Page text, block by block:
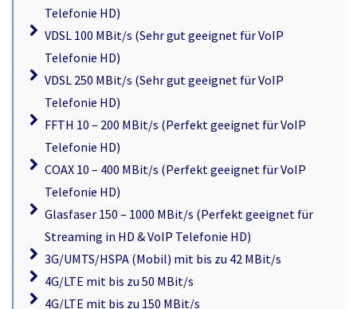
Telefonie HD)
VDSL 100 MBit/s (Sehr gut geeignet für VoIP
Telefonie HD)
VDSL 250 MBit/s (Sehr gut geeignet für VoIP
Telefonie HD)
FFTH 10 – 200 MBit/s (Perfekt geeignet für VoIP
Telefonie HD)
COAX 10 – 400 MBit/s (Perfekt geeignet für VoIP
Telefonie HD)
Glasfaser 150 – 1000 MBit/s (Perfekt geeignet für
Streaming in HD & VoIP Telefonie HD)
3G/UMTS/HSPA (Mobil) mit bis zu 42 MBit/s
4G/LTE mit bis zu 50 MBit/s
4G/LTE mit bis zu 150 MBit/s